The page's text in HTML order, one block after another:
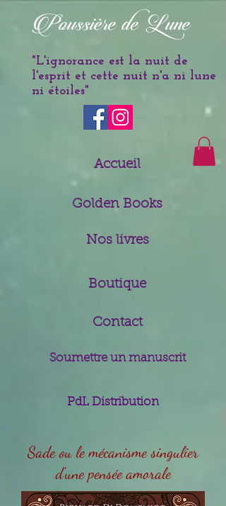
Poussière de Lune
"L'ignorance est la nuit de
l'esprit et cette nuit n'a ni lune
ni étoiles"
Accueil
Golden Books
Nos livres
Boutique
Contact
Soumettre un manuscrit
PdL Distribution
Sade ou le mécanisme singulier
d'une pensée amorale